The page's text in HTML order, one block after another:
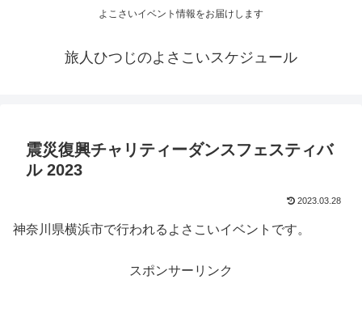
よこさいイベント情報をお届けします
旅人ひつじのよさこいスケジュール
震災復興チャリティーダンスフェスティバ
ル 2023
2023.03.28
神奈川県横浜市で行われるよさこいイベントです。
スポンサーリンク